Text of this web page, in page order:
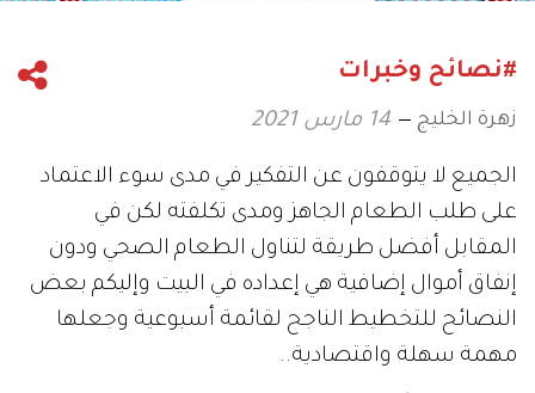
#نصائح وخبرات
زهرة الخليج 14 مارس 2021
الجميع لا يتوقفون عن التفكير في مدى سوء الاعتماد
على طلب الطعام الجاهز ومدى تكلفته لكن في
المقابل أفضل طريقة لتناول الطعام الصحي ودون
إنفاق أموال إضافية هي إعداده في البيت وإليكم بعض
النصائح للتخطيط الناجح لقائمة أسبوعية وجعلها
مهمة سهلة واقتصادية..